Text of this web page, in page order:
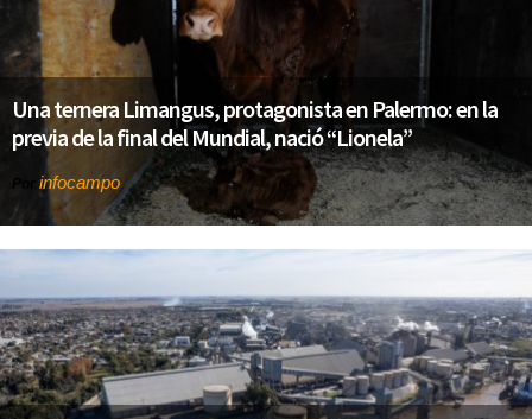
Una ternera Limangus, protagonista en Palermo: en la
previa de la final del Mundial, nació “Lionela”
infocampo